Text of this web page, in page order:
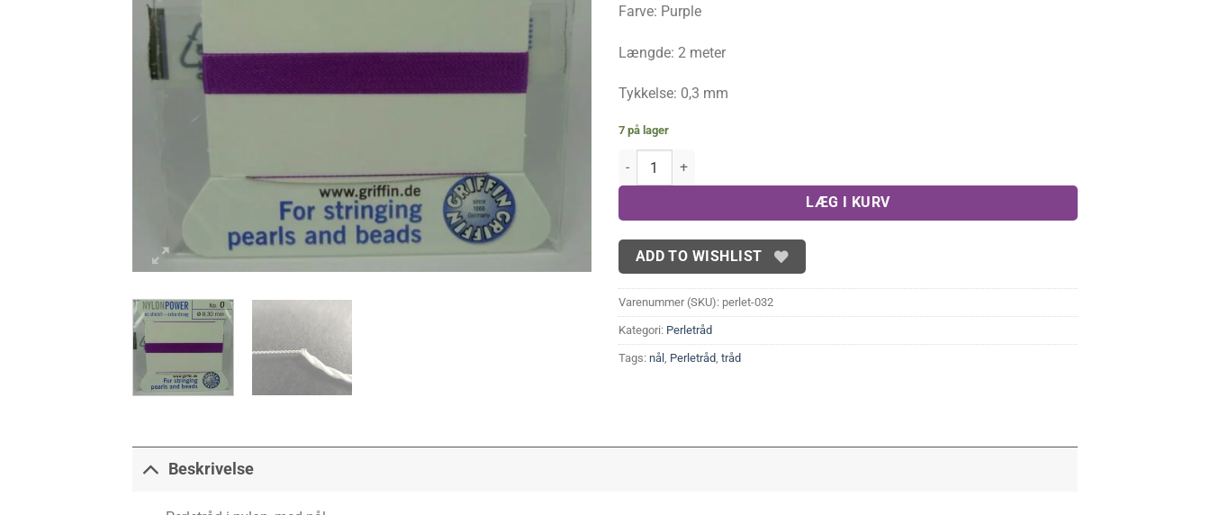
Farve: Purple
Længde: 2 meter
Tykkelse: 0,3 mm
7 på lager
UDGÅR- Purple Perletråd med nål, 0,3 mm antal
LÆG I KURV
ADD TO WISHLIST
Varenummer (SKU): perlet-032
Kategori: Perletråd
Tags: nål , Perletråd, tråd
Beskrivelse